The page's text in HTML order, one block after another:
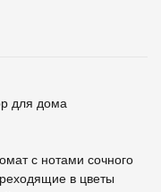
для дома
с нотами сочного
в цветы